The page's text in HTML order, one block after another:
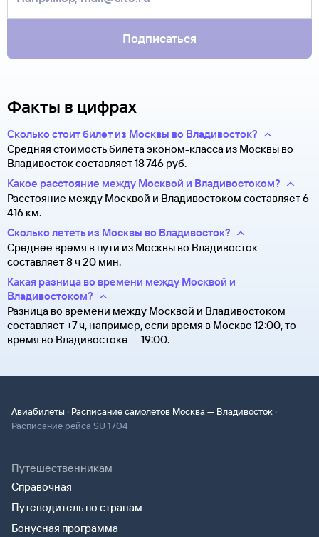
за границей, хотя для посадки в самолет вам понадобится
только паспорт.
Подписаться
Факты в цифрах
Сколько стоит билет из Москвы во Владивосток?
Средняя стоимость билета эконом-класса из Москвы во
Владивосток составляет 18 ⁠746 руб.
Какое расстояние между Москвой и Владивостоком?
Расстояние между Москвой и Владивостоком составляет 6
416 км.
Сколько лететь из Москвы во Владивосток?
Среднее время в пути из Москвы во Владивосток
составляет 8 ч 20 мин.
Какая разница во времени между Москвой и
Владивостоком?
Разница во времени между Москвой и Владивостоком
составляет +7 ч, например, если время в Москве 12:00, то
время во Владивостоке — 19:00.
Авиабилеты · Расписание самолетов Москва — Владивосток ·
Расписание рейса SU 1704
Путешественникам
Справочная
Путеводитель по странам
Бонусная программа